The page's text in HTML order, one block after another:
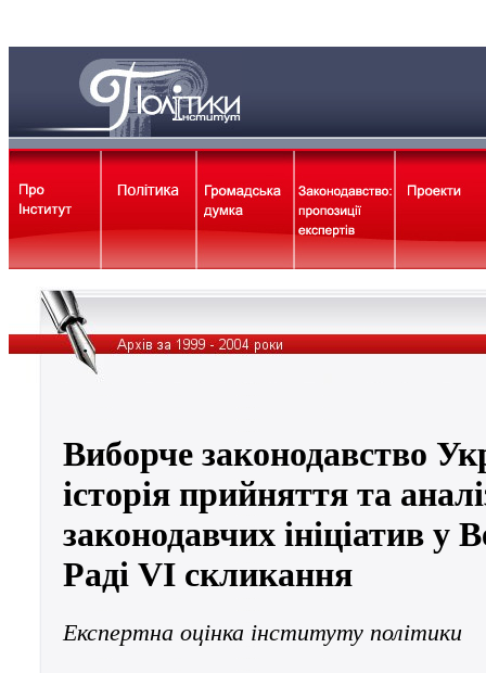
Виборче законодавство
історія прийняття та
законодавчих ініціатив у
Раді VI скликання
Експертна оцінка інституту політики